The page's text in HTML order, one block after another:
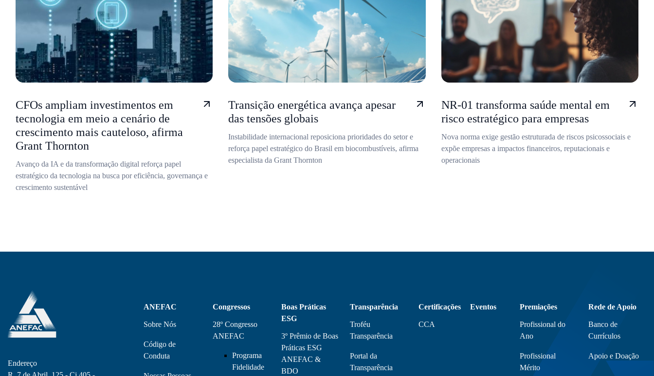
CFOs ampliam investimentos em
tecnologia em meio a cenário de
crescimento mais cauteloso, afirma
Grant Thornton
Avanço da IA e da transformação digital reforça papel
estratégico da tecnologia na busca por eficiência, governança e
crescimento sustentável
Transição energética avança apesar
das tensões globais
Instabilidade internacional reposiciona prioridades do setor e
reforça papel estratégico do Brasil em biocombustíveis, afirma
especialista da Grant Thornton
NR-01 transforma saúde mental em
risco estratégico para empresas
Nova norma exige gestão estruturada de riscos psicossociais e
expõe empresas a impactos financeiros, reputacionais e
operacionais
Endereço
ANEFAC
Sobre Nós
Código de
Conduta
Congressos
28º Congresso
ANEFAC
Programa
Fidelidade
Boas Práticas
ESG
3º Prêmio de Boas
Práticas ESG
ANEFAC &
BDO
Transparência
Troféu
Transparência
Portal da
Transparência
Certificações
CCA
Eventos Premiações
Profissional do
Ano
Profissional
Mérito
Rede de Apoio
Banco de
Currículos
Apoio e Doação